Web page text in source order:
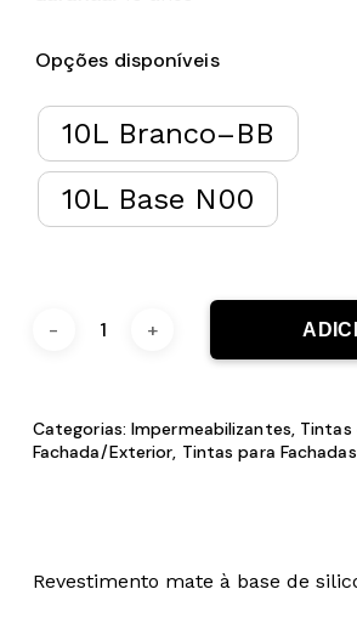
Opções disponíveis
10L Branco–BB
10L Base N00
Categorias:Impermeabilizantes, Tintas
Fachada/Exterior, Tintas para Fachadas
Revestimento mate à base de